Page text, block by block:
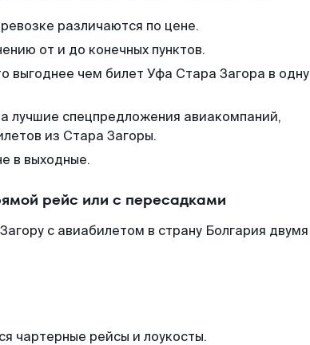
различаются по цене.
от и до конечных пунктов.
выгоднее чем билет Уфа Стара Загора в одну
лучшие спецпредложения авиакомпаний,
из Стара Загоры.
в выходные.
рейс или с пересадками
с авиабилетом в страну Болгария двумя
чартерные рейсы и лоукосты.